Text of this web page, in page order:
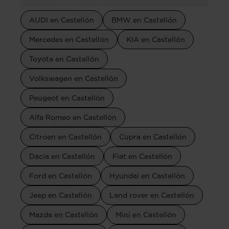
AUDI en Castellón BMW en Castellón
Mercedes en Castellón KIA en Castellón
Toyota en Castellón
Volkswagen en Castellón
Peugeot en Castellón
Alfa Romeo en Castellón
Citroen en Castellón Cupra en Castellón
Dacia en Castellón Fiat en Castellón
Ford en Castellón Hyundai en Castellón
Jeep en Castellón Land rover en Castellón
Mazda en Castellón Mini en Castellón